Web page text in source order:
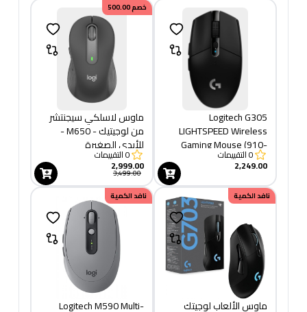
Logitech G305
LIGHTSPEED Wireless
Gaming Mouse (910-
005283)
0التقييمات
2,249.00
خصم500.00
ماوس لاسلكي سيجنتشر
من لوجيتيك - M650 -
للأيدي الصغيرة
والمتوسطة الحجم، بطارية
تدوم لعامين، نقرات صامتة،
ازرار جانبية قابلة للتخصيص،
بلوتوث - بلون جرافيتي
0التقييمات
2,999.00
3,499.00
نافد الكمية
ماوس الألعاب لوجيتك
نافد الكمية
Logitech M590 Multi-